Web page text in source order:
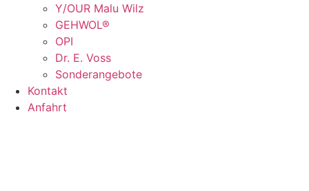
Y/OUR Malu Wilz
GEHWOL®
OPI
Dr. E. Voss
Sonderangebote
Kontakt
Anfahrt